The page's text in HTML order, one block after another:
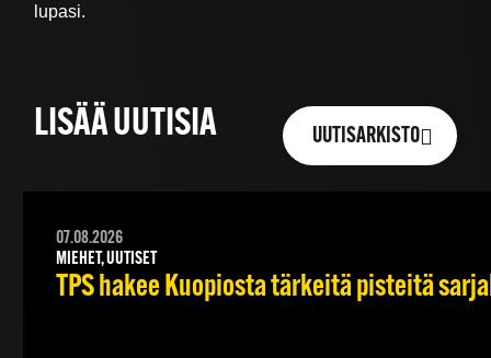
lupasi.
LISÄÄ UUTISIA UUTISARKISTO
07.08.2026
MIEHET, UUTISET
TPS hakee Kuopiosta tärkeitä pisteitä